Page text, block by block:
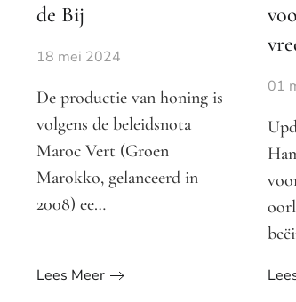
de Bij
18 mei 2024
De productie van honing is
volgens de beleidsnota
Maroc Vert (Groen
Marokko, gelanceerd in
2008) ee…
Lees Meer
01